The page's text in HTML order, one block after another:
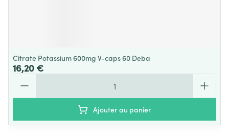
Citrate Potassium 600mg V-caps 60 Deba
16,20 €
Ajouter au panier